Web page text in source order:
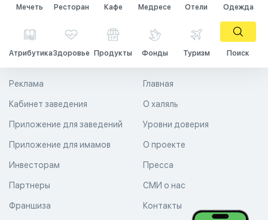
Мечеть Ресторан Кафе Медресе Отели Одежда
АтрибутикаЗдоровье Продукты Фонды Туризм Поиск
Главная
О халяль
Уровни доверия
Реклама
Кабинет заведения
Приложение для заведений
Приложение для имамов О проекте
Пресса
СМИ о нас
Контакты
Инвесторам
Партнеры
Франшиза